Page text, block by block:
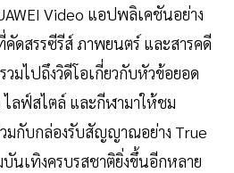
Video แอปพลิเคชันอย่าง
คัดสรรซีรีส์ ภาพยนตร์ และสารคดี
มไปถึงวิดีโอเกี่ยวกับหัวข้อยอด
ไลฟ์สไตล์ และกีฬามาให้ชม
มกับกล่องรับสัญญาณอย่าง True
บันเทิงครบรสชาติยิ่งขึ้นอีกหลาย